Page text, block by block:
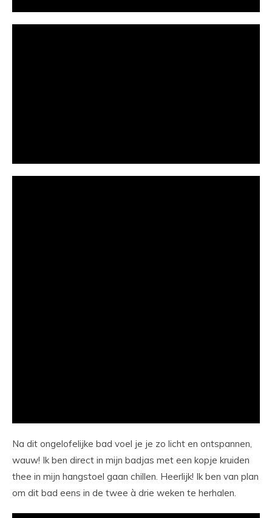
Na dit ongelofelijke bad voel je je zo licht en ontspannen,
wauw! Ik ben direct in mijn badjas met een kopje kruiden
thee in mijn hangstoel gaan chillen. Heerlijk! Ik ben van plan
om dit bad eens in de twee à drie weken te herhalen.